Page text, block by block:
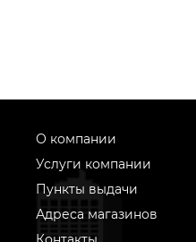
О компании
Услуги компании
Пункты выдачи
Адреса магазинов